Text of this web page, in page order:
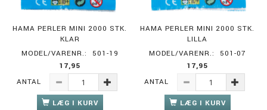
HAMA PERLER MINI 2000 STK.
KLAR
MODEL/VARENR.:
501-19
17,95
ANTAL
LÆG I KURV
HAMA PERLER MINI 2000 STK.
LILLA
MODEL/VARENR.:
501-07
17,95
ANTAL
LÆG I KURV